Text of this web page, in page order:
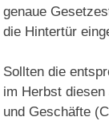
genaue
die Hintertür
Sollten die
im Herbst
und Geschäfte